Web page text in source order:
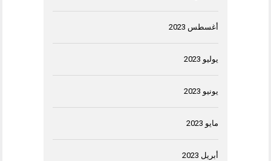
أغسطس 2023
يوليو 2023
يونيو 2023
مايو 2023
أبريل 2023